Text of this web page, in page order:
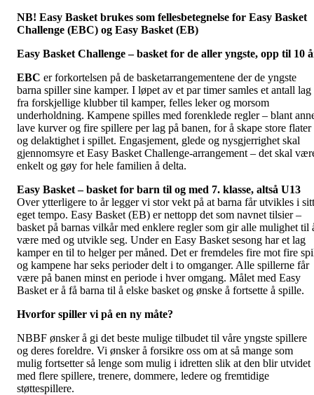
NB! Easy Basket brukes som fellesbetegnelse for Easy Basket
Challenge (EBC) og Easy Basket (EB)
Easy Basket Challenge – basket for de aller yngste, opp til 10
EBC er forkortelsen på de basketarrangementene der de yngste
barna spiller sine kamper. I løpet av et par timer samles et antall lag
fra forskjellige klubber til kamper, felles leker og morsom
underholdning. Kampene spilles med forenklede regler – blant
lave kurver og fire spillere per lag på banen, for å skape store flater
og delaktighet i spillet. Engasjement, glede og nysgjerrighet skal
gjennomsyre et Easy Basket Challenge-arrangement – det skal
enkelt og gøy for hele familien å delta.
Easy Basket – basket for barn til og med 7. klasse, altså U13
Over ytterligere to år legger vi stor vekt på at barna får utvikles i sitt
eget tempo. Easy Basket (EB) er nettopp det som navnet tilsier –
basket på barnas vilkår med enklere regler som gir alle mulighet til
være med og utvikle seg. Under en Easy Basket sesong har et lag
kamper en til to helger per måned. Det er fremdeles fire mot fire
og kampene har seks perioder delt i to omganger. Alle spillerne får
være på banen minst en periode i hver omgang. Målet med Easy
Basket er å få barna til å elske basket og ønske å fortsette å spille.
Hvorfor spiller vi på en ny måte?
NBBF ønsker å gi det beste mulige tilbudet til våre yngste spillere
og deres foreldre. Vi ønsker å forsikre oss om at så mange som
mulig fortsetter så lenge som mulig i idretten slik at den blir utvidet
med flere spillere, trenere, dommere, ledere og fremtidige
støttespillere.